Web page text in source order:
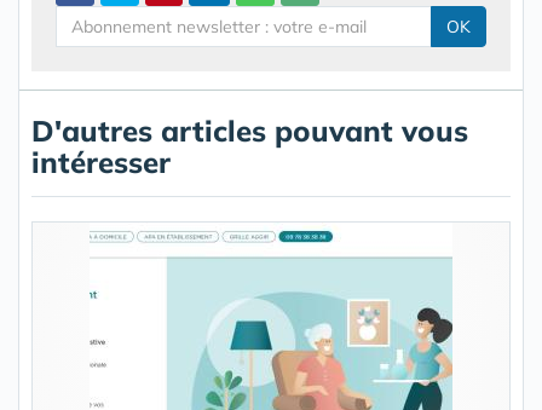
OK
D'autres articles pouvant vous
intéresser